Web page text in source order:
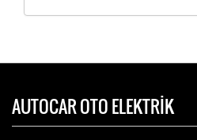
AUTOCAR OTO ELEKTRİK